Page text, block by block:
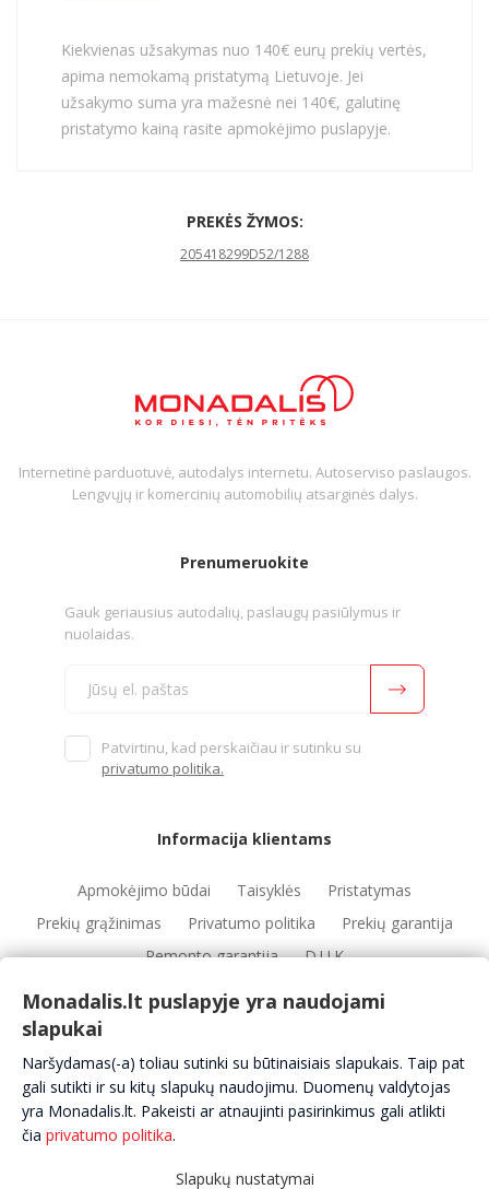
Kiekvienas užsakymas nuo 140€ eurų prekių vertės,
apima nemokamą pristatymą Lietuvoje. Jei
užsakymo suma yra mažesnė nei 140€, galutinę
pristatymo kainą rasite apmokėjimo puslapyje.
PREKĖS ŽYMOS:
205418299D52/1288
Internetinė parduotuvė, autodalys internetu. Autoserviso paslaugos.
Lengvųjų ir komercinių automobilių atsarginės dalys.
Prenumeruokite
Gauk geriausius autodalių, paslaugų pasiūlymus ir
nuolaidas.
Patvirtinu, kad perskaičiau ir sutinku su
privatumo politika.
Informacija klientams
Apmokėjimo būdai Taisyklės
Pristatymas
Prekių grąžinimas
Privatumo politika
Prekių garantija
Remonto garantija
D.U.K
Automobilių servisai Automobilių dalys
Apie mus
Kontaktai
Monadalis.lt puslapyje yra naudojami
slapukai
Naršydamas(-a) toliau sutinki su būtinaisiais slapukais. Taip pat
gali sutikti ir su kitų slapukų naudojimu. Duomenų valdytojas
yra Monadalis.lt. Pakeisti ar atnaujinti pasirinkimus gali atlikti
čia privatumo politika.
Slapukų nustatymai